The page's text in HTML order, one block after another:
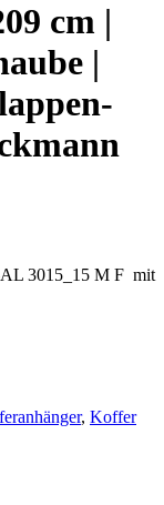
cm |
|
AL 3015_15 M F mit
, Koffer